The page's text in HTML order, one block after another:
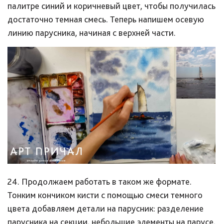
палитре синий и коричневый цвет, чтобы получилась
достаточно темная смесь. Теперь напишем осевую
линию парусника, начиная с верхней части.
24. Продолжаем работать в таком же формате.
Тонким кончиком кисти с помощью смеси темного
цвета добавляем детали на парусник: разделение
парусника на секции, небольшие элементы на парусе.